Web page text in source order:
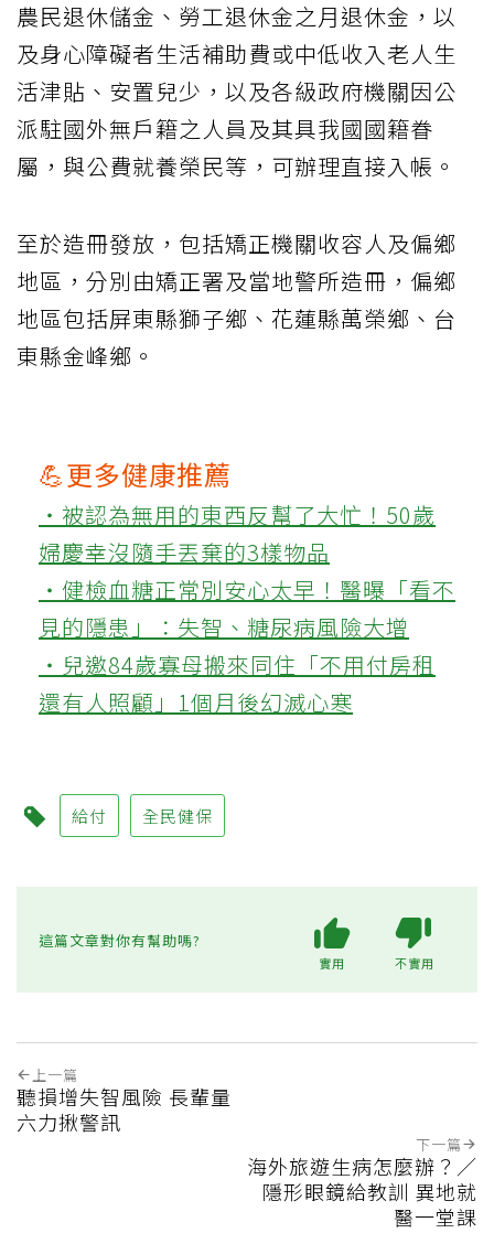
農民退休儲金、勞工退休金之月退休金，以
及身心障礙者生活補助費或中低收入老人生
活津貼、安置兒少，以及各級政府機關因公
派駐國外無戶籍之人員及其具我國國籍眷
屬，與公費就養榮民等，可辦理直接入帳。
至於造冊發放，包括矯正機關收容人及偏鄉
地區，分別由矯正署及當地警所造冊，偏鄉
地區包括屏東縣獅子鄉、花蓮縣萬榮鄉、台
東縣金峰鄉。
💪更多健康推薦
‧被認為無用的東西反幫了大忙！50歲
婦慶幸沒隨手丟棄的3樣物品
‧健檢血糖正常別安心太早！醫曝「看不
見的隱患」：失智、糖尿病風險大增
‧兒邀84歲寡母搬來同住「不用付房租
還有人照顧」1個月後幻滅心寒
給付 全民健保
這篇文章對你有幫助嗎?
實用 不實用
上一篇
聽損增失智風險 長輩量
六力揪警訊
下一篇
海外旅遊生病怎麼辦？／
隱形眼鏡給教訓 異地就
醫一堂課